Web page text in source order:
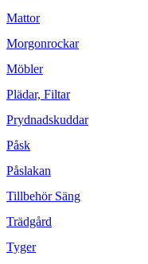
Mattor
Morgonrockar
Möbler
Plädar, Filtar
Prydnadskuddar
Påsk
Påslakan
Tillbehör Säng
Trädgård
Tyger